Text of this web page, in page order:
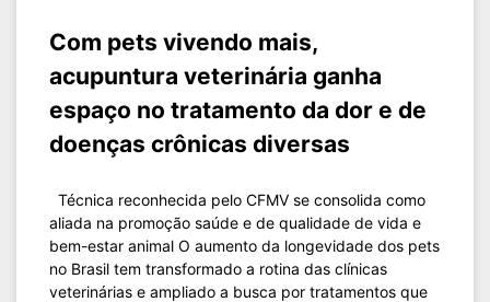
Com pets vivendo mais,
acupuntura veterinária ganha
espaço no tratamento da dor e de
doenças crônicas diversas
Técnica reconhecida pelo CFMV se consolida como
aliada na promoção saúde e de qualidade de vida e
bem-estar animal O aumento da longevidade dos pets
no Brasil tem transformado a rotina das clínicas
veterinárias e ampliado a busca por tratamentos que